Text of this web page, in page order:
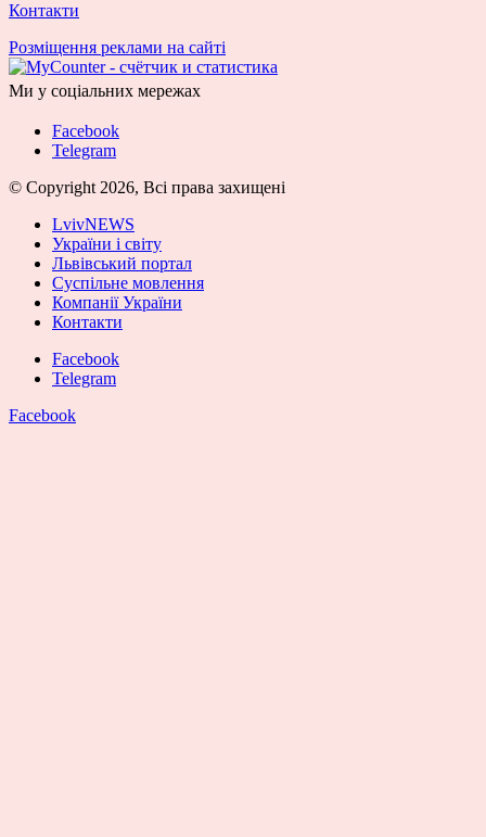
Контакти
Розміщення реклами на сайті
Ми у соціальних мережах
Facebook
Telegram
© Copyright 2026, Всі права захищені
LvivNEWS
України і світу
Львівський портал
Суспільне мовлення
Компанії України
Контакти
Facebook
Telegram
Facebook